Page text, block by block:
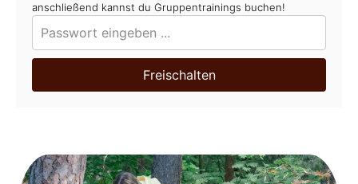
anschließend kannst du Gruppentrainings buchen!
Freischalten